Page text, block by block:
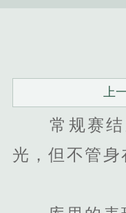
上
常规赛结束
光，但不管身